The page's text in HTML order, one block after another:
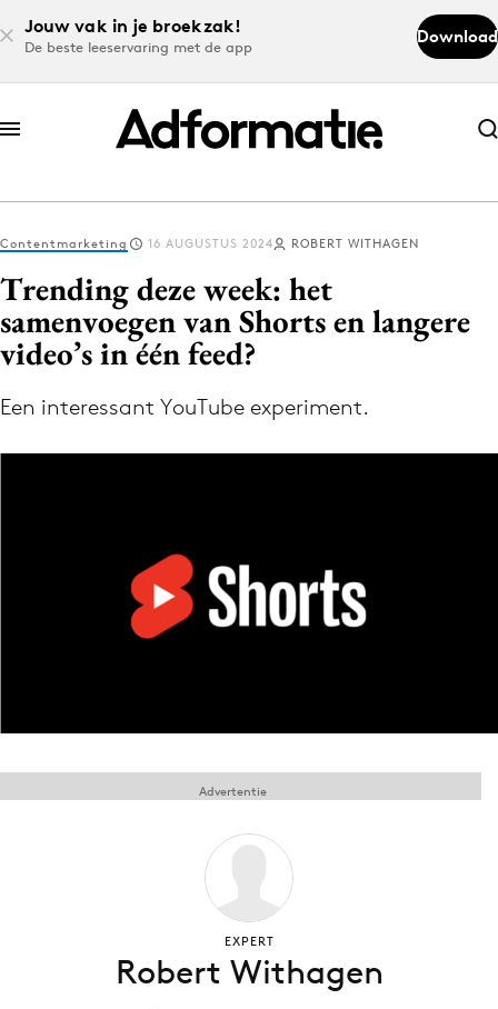
Jouw vak in je broekzak!
De beste leeservaring met de app
Download
Abonneer nu
Abonneer nu
Log in
Download de app
Volg het laatste nieuws via de Adformatie
Nieuws app
Adverteren
Opleidingen
Artificial Intelligence
Contentmarketing 16 AUGUSTUS 2024 ROBERT WITHAGEN
Trending deze week: het
samenvoegen van Shorts en langere
video’s in één feed?
Een interessant YouTube experiment.
Advertentie
EXPERT
Robert Withagen